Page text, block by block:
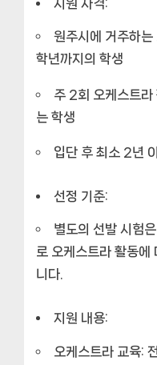
지원 자격:
원주시에 거주하
학년까지의 학생
주 2회 오케스트라
는 학생
입단 후 최소 2년
선정 기준:
별도의 선발 시험
로 오케스트라 활동에
니다.
지원 내용:
오케스트라 교육: